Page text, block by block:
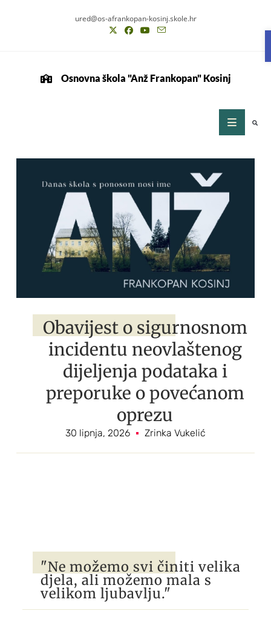
ured@os-afrankopan-kosinj.skole.hr
Osnovna škola "Anž Frankopan" Kosinj
Obavijest o sigurnosnom
incidentu neovlaštenog
dijeljenja podataka i
preporuke o povećanom
oprezu
30 lipnja, 2026 Zrinka Vukelić
"Ne možemo svi činiti velika
djela, ali možemo mala s
velikom ljubavlju."